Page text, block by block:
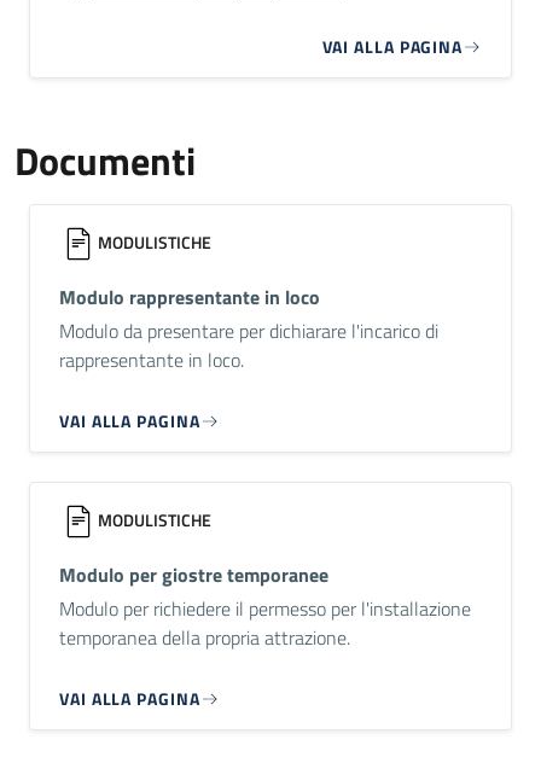
VAI ALLA PAGINA
Documenti
MODULISTICHE
Modulo rappresentante in loco
Modulo da presentare per dichiarare l'incarico di
rappresentante in loco.
VAI ALLA PAGINA
MODULISTICHE
Modulo per giostre temporanee
Modulo per richiedere il permesso per l'installazione
temporanea della propria attrazione.
VAI ALLA PAGINA